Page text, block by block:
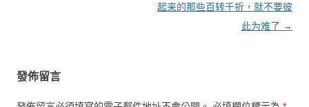
起来的那些百转千折，就不要彼
此为难了 →
發佈留言